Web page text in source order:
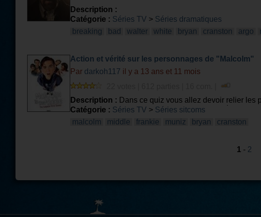
Description :
Catégorie : Séries TV > Séries dramatiques
breaking
bad walter white bryan cranston argo
Action et vérité sur les personnages de "Malcolm"
Par darkoh117 il y a 13 ans et 11 mois
Description : Dans ce quiz vous allez devoir relier les
(attention les photos n'ont rien a voir avec la réponse)
Catégorie : Séries TV > Séries sitcoms
malcolm
middle frankie muniz bryan cranston
1 - 2